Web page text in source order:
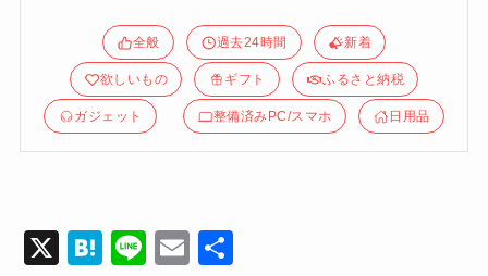
全般 過去24時間 新着
欲しいもの ギフト ふるさと納税
ガジェット 整備済みPC/スマホ 日用品
X
H
Li
E